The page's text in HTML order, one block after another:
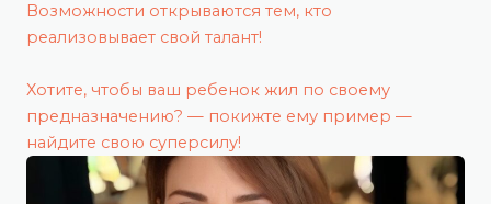
Возможности открываются тем, кто
реализовывает свой талант!
Хотите, чтобы ваш ребенок жил по своему
предназначению? — покижте ему пример —
найдите свою суперсилу!